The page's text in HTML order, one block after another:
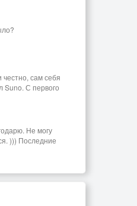
сам себя
Suno. С первого
Не могу
))) Последние